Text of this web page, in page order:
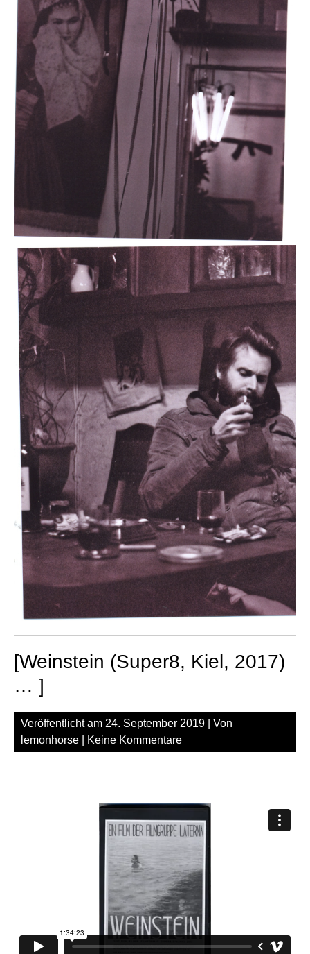
[Weinstein (Super8, Kiel, 2017)
… ]
Veröffentlicht am 24. September 2019 | Von
lemonhorse
Keine Kommentare